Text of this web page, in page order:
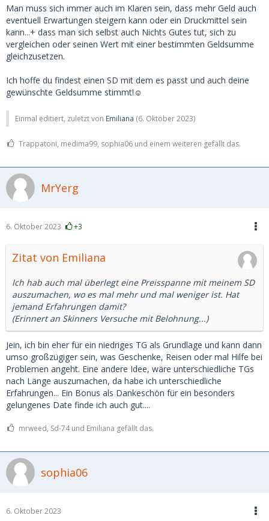
Man muss sich immer auch im Klaren sein, dass mehr Geld auch
eventuell Erwartungen steigern kann oder ein Druckmittel sein
kann...+ dass man sich selbst auch Nichts Gutes tut, sich zu
vergleichen oder seinen Wert mit einer bestimmten Geldsumme
gleichzusetzen.
Ich hoffe du findest einen SD mit dem es passt und auch deine
gewünschte Geldsumme stimmt!☺️
Einmal editiert, zuletzt von Emiliana (6. Oktober 2023)
Trappatoni, medima99, sophia06 und einem weiteren gefällt das.
MrYerg
6. Oktober 2023 +3
Zitat von Emiliana
Ich hab auch mal überlegt eine Preisspanne mit meinem SD
auszumachen, wo es mal mehr und mal weniger ist. Hat
jemand Erfahrungen damit?
(Erinnert an Skinners Versuche mit Belohnung...)
Jein, ich bin eher für ein niedriges TG als Grundlage und kann dann
umso großzügiger sein, was Geschenke, Reisen oder mal Hilfe bei
Problemen angeht. Eine andere Idee, wäre unterschiedliche TGs
nach Länge auszumachen, da habe ich unterschiedliche
Erfahrungen... Ein Bonus als Dankeschön für ein besonders
gelungenes Date finde ich auch gut....
mrweed, Sd-74 und Emiliana gefällt das.
sophia06
6. Oktober 2023